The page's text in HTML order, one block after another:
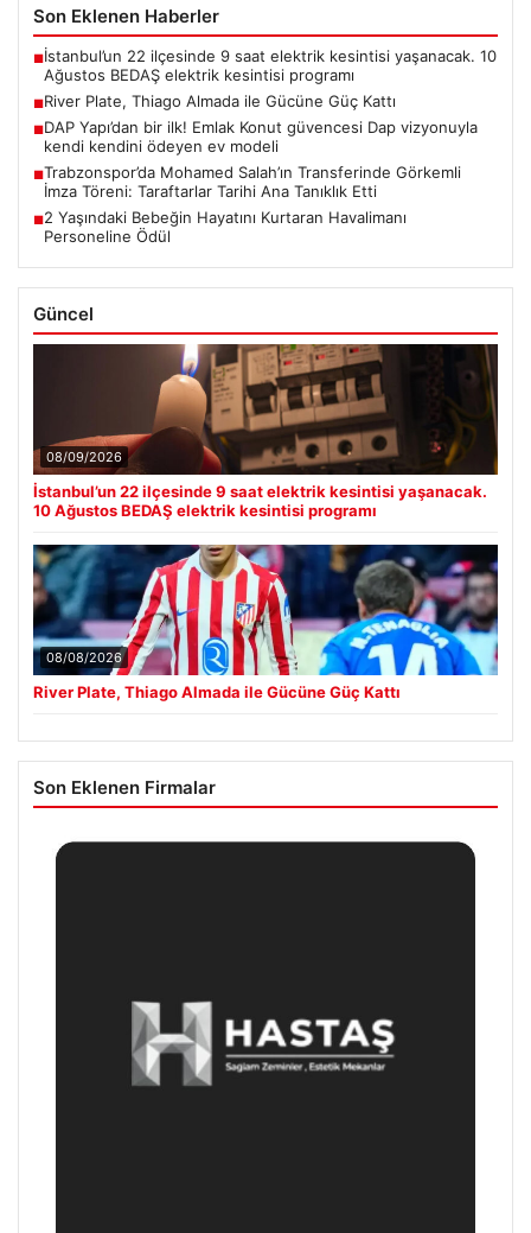
Son Eklenen Haberler
■İstanbul’un 22 ilçesinde 9 saat elektrik kesintisi yaşanacak. 10
Ağustos BEDAŞ elektrik kesintisi programı
■River Plate, Thiago Almada ile Gücüne Güç Kattı
■DAP Yapı’dan bir ilk! Emlak Konut güvencesi Dap vizyonuyla
kendi kendini ödeyen ev modeli
■Trabzonspor’da Mohamed Salah’ın Transferinde Görkemli
İmza Töreni: Taraftarlar Tarihi Ana Tanıklık Etti
■2 Yaşındaki Bebeğin Hayatını Kurtaran Havalimanı
Personeline Ödül
Güncel
08/09/2026
İstanbul’un 22 ilçesinde 9 saat elektrik kesintisi yaşanacak.
10 Ağustos BEDAŞ elektrik kesintisi programı
08/08/2026
River Plate, Thiago Almada ile Gücüne Güç Kattı
Son Eklenen Firmalar